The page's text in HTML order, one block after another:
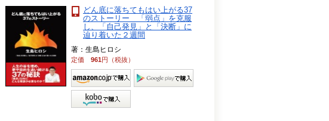
どん底に落ちてもはい上がる37
のストーリー 「弱点」を克服
し、「自己発見」と「決断」に
辿り着いた２週間
著：生島ヒロシ
定価 961円（税抜）